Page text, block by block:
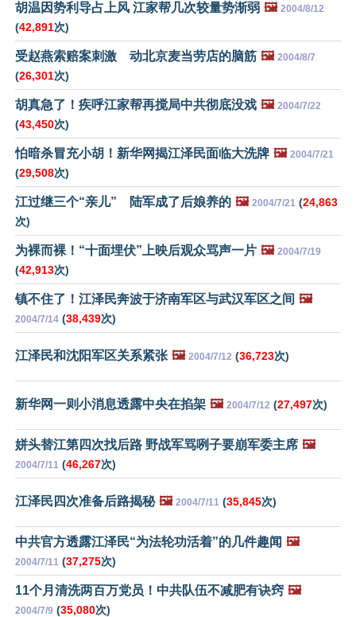
胡温因势利导占上风 江家帮几次较量势渐弱 🖼️ 2004/8/12
(42,891次)
受赵燕索赔案刺激 动北京麦当劳店的脑筋 🖼️ 2004/8/7
(26,301次)
胡真急了！疾呼江家帮再搅局中共彻底没戏 🖼️ 2004/7/22
(43,450次)
怕暗杀冒充小胡！新华网揭江泽民面临大洗牌 🖼️ 2004/7/21
(29,508次)
江过继三个“亲儿” 陆军成了后娘养的 🖼️ 2004/7/21 (24,863
次)
为裸而裸！“十面埋伏”上映后观众骂声一片 🖼️ 2004/7/19
(42,913次)
镇不住了！江泽民奔波于济南军区与武汉军区之间 🖼️
2004/7/14 (38,439次)
江泽民和沈阳军区关系紧张 🖼️ 2004/7/12 (36,723次)
新华网一则小消息透露中央在掐架 🖼️ 2004/7/12 (27,497次)
姘头替江第四次找后路 野战军骂咧子要崩军委主席 🖼️
2004/7/11 (46,267次)
江泽民四次准备后路揭秘 🖼️ 2004/7/11 (35,845次)
中共官方透露江泽民“为法轮功活着”的几件趣闻 🖼️
2004/7/11 (37,275次)
11个月清洗两百万党员！中共队伍不减肥有诀窍 🖼️
2004/7/9 (35,080次)